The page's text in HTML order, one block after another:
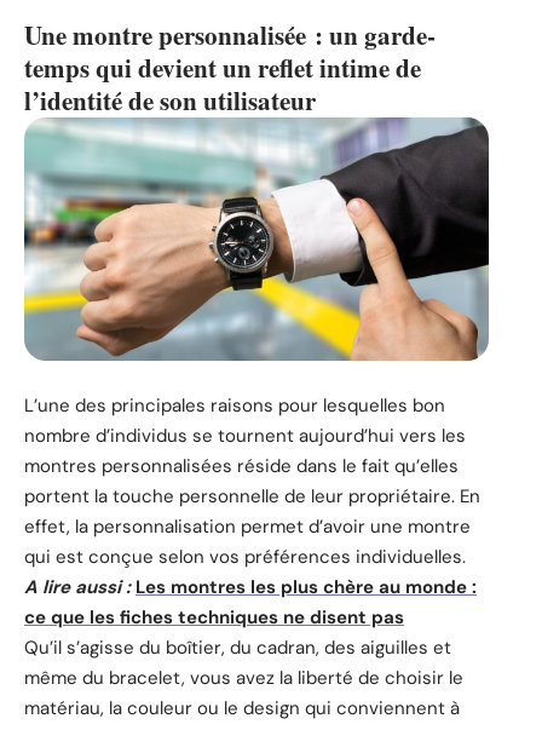
Une montre personnalisée : un garde-
temps qui devient un reflet intime de
l’identité de son utilisateur
L’une des principales raisons pour lesquelles bon
nombre d’individus se tournent aujourd’hui vers les
montres personnalisées réside dans le fait qu’elles
portent la touche personnelle de leur propriétaire. En
effet, la personnalisation permet d’avoir une montre
qui est conçue selon vos préférences individuelles.
A lire aussi : Les montres les plus chère au monde :
ce que les fiches techniques ne disent pas
Qu’il s’agisse du boîtier, du cadran, des aiguilles et
même du bracelet, vous avez la liberté de choisir le
matériau, la couleur ou le design qui conviennent à